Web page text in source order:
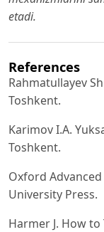
etadi.
References
Rahmatullayev
Toshkent.
Karimov I.A.
Toshkent.
Oxford
University Press.
Harmer J. How to